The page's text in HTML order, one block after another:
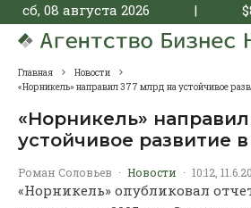
сб, 08 августа 2026 | $
Главная
Новости
«Норникель» направил 377 млрд на устойчивое
«Норникель»
устойчивое развитие
Роман Соловьев · Новости · 10:12,
«Норникель» опубликовал